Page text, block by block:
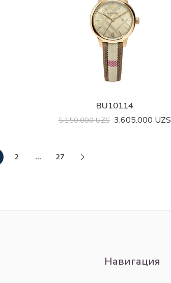
BU10114
5.150.000UZS 3.605.000 UZS
2 … 27
Навигация